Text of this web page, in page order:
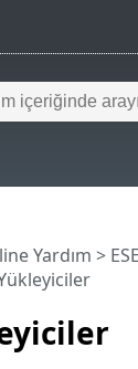
Yardım >